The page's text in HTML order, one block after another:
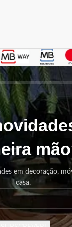
em decoração,
casa.